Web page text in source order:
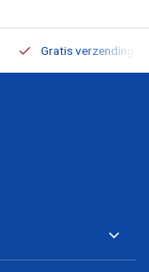
Gratis verzending